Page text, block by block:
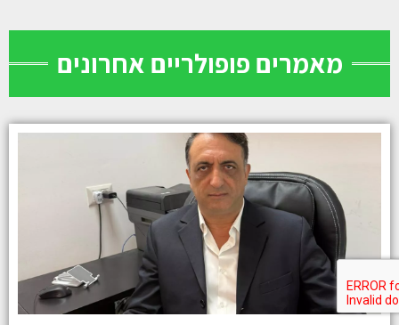
מאמרים פופולריים אחרונים